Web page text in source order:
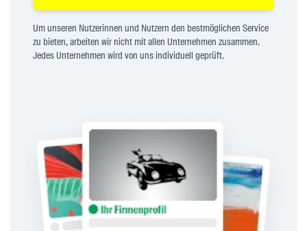
Um unseren Nutzerinnen und Nutzern den bestmöglichen Service
zu bieten, arbeiten wir nicht mit allen Unternehmen zusammen.
Jedes Unternehmen wird von uns individuell geprüft.